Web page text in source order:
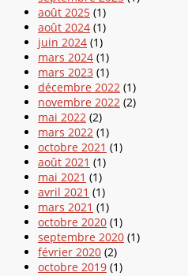
août 2025 (1)
août 2024 (1)
juin 2024 (1)
mars 2024 (1)
mars 2023 (1)
décembre 2022 (1)
novembre 2022 (2)
mai 2022 (2)
mars 2022 (1)
octobre 2021 (1)
août 2021 (1)
mai 2021 (1)
avril 2021 (1)
mars 2021 (1)
octobre 2020 (1)
septembre 2020 (1)
février 2020 (2)
octobre 2019 (1)